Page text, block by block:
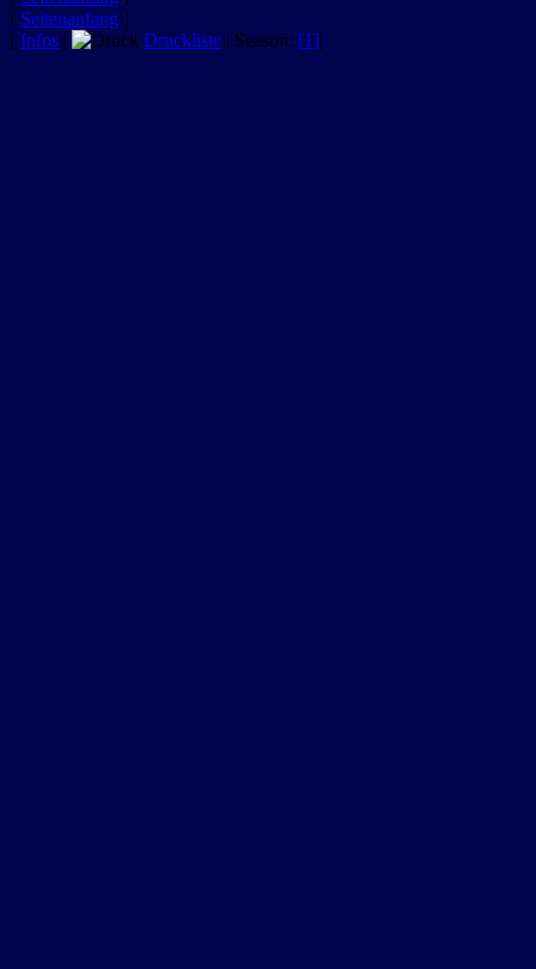
[ Seitenanfang ]
[ Infos | Druckliste | Season: [1]|